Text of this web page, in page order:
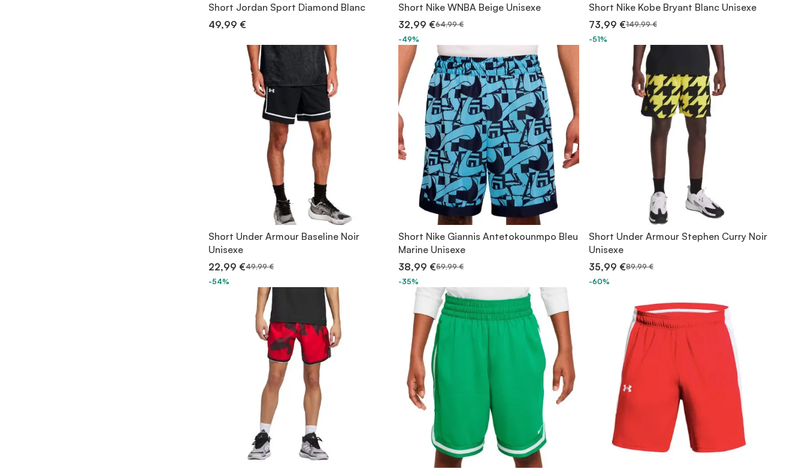
Short Jordan Sport Diamond Blanc
49,99 €
Short Nike WNBA Beige Unisexe
32,99 €64,99 €
-49%
Short Nike Kobe Bryant Blanc Unisexe
73,99 €149,99 €
-51%
Short Under Armour Baseline Noir
Unisexe
22,99 €49,99 €
-54%
Short Nike Giannis Antetokounmpo Bleu
Marine Unisexe
38,99 €59,99 €
-35%
Short Under Armour Stephen Curry Noir
Unisexe
35,99 €89,99 €
-60%